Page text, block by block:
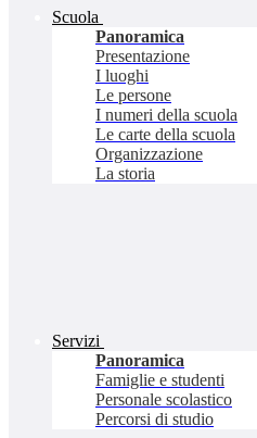
Scuola
Panoramica
Presentazione
I luoghi
Le persone
I numeri della scuola
Le carte della scuola
Organizzazione
La storia
Servizi
Panoramica
Famiglie e studenti
Personale scolastico
Percorsi di studio